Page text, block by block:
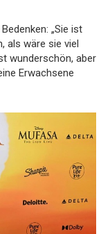
„Sie ist
als wäre sie viel
wunderschön, aber
Erwachsene